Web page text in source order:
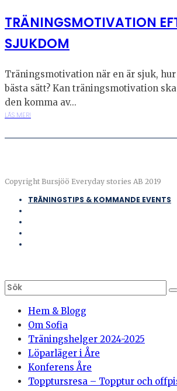
TRÄNINGSMOTIVATION
SJUKDOM
Träningsmotivation när en är sjuk,
bästa sätt? Kan träningsmotivation
den komma av...
LÄS MER!
Copyright Bursjöö Everyday stories AB 2019
TRÄNINGSTIPS & KOMMANDE EVENTS
Hem & Blogg
Om Sofia
Träningshelger 2024-2025
Löparläger i Åre
Konferens Åre
Topptursresa – Topptur och